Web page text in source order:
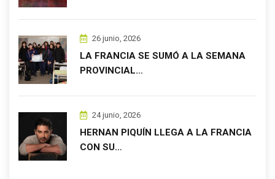
26 junio, 2026
LA FRANCIA SE SUMÓ A LA SEMANA
PROVINCIAL…
24 junio, 2026
HERNAN PIQUÍN LLEGA A LA FRANCIA
CON SU…